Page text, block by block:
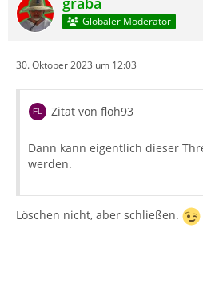
Globaler Moderator
30. Oktober 2023 um 12:03
Zitat von floh93
Dann kann eigentlich dieser
werden.
Löschen nicht, aber schließen.